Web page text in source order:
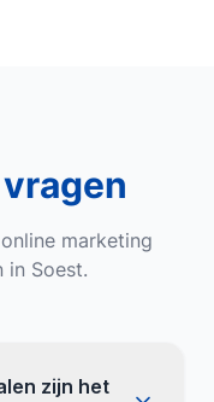
online marketing
in Soest.
zijn het